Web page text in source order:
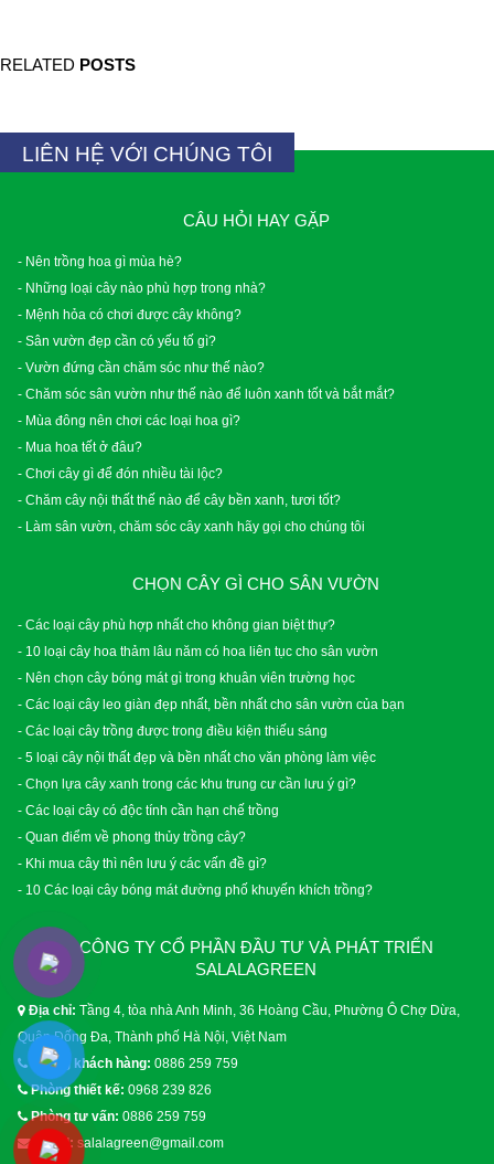
RELATED POSTS
LIÊN HỆ VỚI CHÚNG TÔI
CÂU HỎI HAY GẶP
- Nên trồng hoa gì mùa hè?
- Những loại cây nào phù hợp trong nhà?
- Mệnh hỏa có chơi được cây không?
- Sân vườn đẹp cần có yếu tố gì?
- Vườn đứng cần chăm sóc như thế nào?
- Chăm sóc sân vườn như thế nào để luôn xanh tốt và bắt mắt?
- Mùa đông nên chơi các loại hoa gì?
- Mua hoa tết ở đâu?
- Chơi cây gì để đón nhiều tài lộc?
- Chăm cây nội thất thế nào để cây bền xanh, tươi tốt?
- Làm sân vườn, chăm sóc cây xanh hãy gọi cho chúng tôi
CHỌN CÂY GÌ CHO SÂN VƯỜN
- Các loại cây phù hợp nhất cho không gian biệt thự?
- 10 loại cây hoa thảm lâu năm có hoa liên tục cho sân vườn
- Nên chọn cây bóng mát gì trong khuân viên trường học
- Các loại cây leo giàn đẹp nhất, bền nhất cho sân vườn của bạn
- Các loại cây trồng được trong điều kiện thiếu sáng
- 5 loại cây nội thất đẹp và bền nhất cho văn phòng làm việc
- Chọn lựa cây xanh trong các khu trung cư cần lưu ý gì?
- Các loại cây có độc tính cần hạn chế trồng
- Quan điểm về phong thủy trồng cây?
- Khi mua cây thì nên lưu ý các vấn đề gì?
- 10 Các loại cây bóng mát đường phố khuyến khích trồng?
CÔNG TY CỔ PHẦN ĐẦU TƯ VÀ PHÁT TRIỂN
SALALAGREEN
Địa chỉ: Tầng 4, tòa nhà Anh Minh, 36 Hoàng Cầu, Phường Ô Chợ Dừa,
Quận Đống Đa, Thành phố Hà Nội, Việt Nam
Phòng khách hàng: 0886 259 759
Phòng thiết kế: 0968 239 826
Phòng tư vấn: 0886 259 759
Email: salalagreen@gmail.com